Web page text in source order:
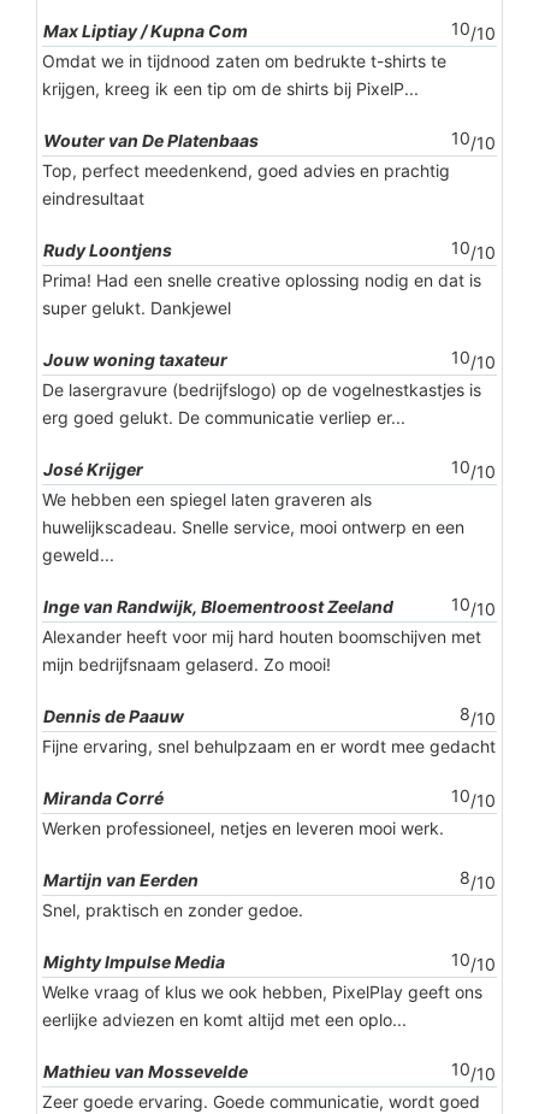
Max Liptiay / Kupna Com 10/10
Omdat we in tijdnood zaten om bedrukte t-shirts te
krijgen, kreeg ik een tip om de shirts bij PixelP...
Wouter van De Platenbaas 10/10
Top, perfect meedenkend, goed advies en prachtig
eindresultaat
Rudy Loontjens 10/10
Prima! Had een snelle creative oplossing nodig en dat is
super gelukt. Dankjewel
Jouw woning taxateur 10/10
De lasergravure (bedrijfslogo) op de vogelnestkastjes is
erg goed gelukt. De communicatie verliep er...
José Krijger 10/10
We hebben een spiegel laten graveren als
huwelijkscadeau. Snelle service, mooi ontwerp en een
geweld...
Inge van Randwijk, Bloementroost Zeeland 10/10
Alexander heeft voor mij hard houten boomschijven met
mijn bedrijfsnaam gelaserd. Zo mooi!
Dennis de Paauw 8/10
Fijne ervaring, snel behulpzaam en er wordt mee gedacht
Miranda Corré 10/10
Werken professioneel, netjes en leveren mooi werk.
Martijn van Eerden 8/10
Snel, praktisch en zonder gedoe.
Mighty Impulse Media 10/10
Welke vraag of klus we ook hebben, PixelPlay geeft ons
eerlijke adviezen en komt altijd met een oplo...
Mathieu van Mossevelde 10/10
Zeer goede ervaring. Goede communicatie, wordt goed